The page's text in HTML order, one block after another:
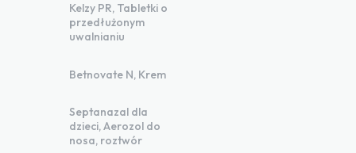
Kelzy PR, Tabletki o
przedłużonym
uwalnianiu
Betnovate N, Krem
Septanazal dla
dzieci, Aerozol do
nosa, roztwór